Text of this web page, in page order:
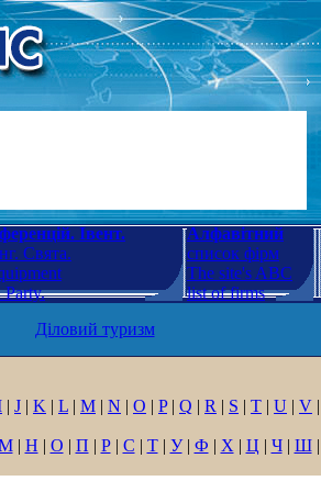
Івент.
Свята.
Алфавітний
список фірм
The site's ABC
list of firms
Діловий туризм
| J | K | L | M | N | O | P| Q | R | S | T | U | V |
| Н | О | П | Р| С | Т| У| Ф | Х | Ц | Ч| Ш|